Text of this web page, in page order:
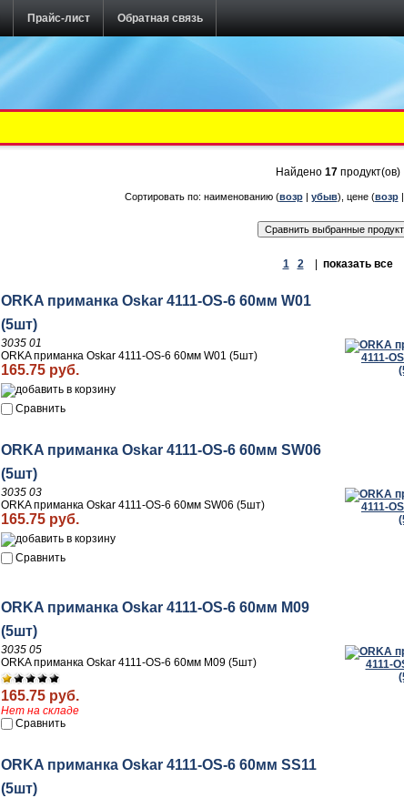
Прайс-лист Обратная связь
Найдено 17продукт(ов)
Сортировать по: наименованию (возр| убыв), цене (возр|
1 2| показать все
ORKA приманка Oskar 4111-OS-6 60мм W01
(5шт)
3035 01
ORKA приманка Oskar 4111-OS-6 60мм W01 (5шт)
165.75 руб.
Сравнить
ORKA приманка Oskar 4111-OS-6 60мм SW06
(5шт)
3035 03
ORKA приманка Oskar 4111-OS-6 60мм SW06 (5шт)
165.75 руб.
Сравнить
ORKA приманка Oskar 4111-OS-6 60мм M09
(5шт)
3035 05
ORKA приманка Oskar 4111-OS-6 60мм M09 (5шт)
165.75 руб.
Нет на складе
Сравнить
ORKA приманка Oskar 4111-OS-6 60мм SS11
(5шт)